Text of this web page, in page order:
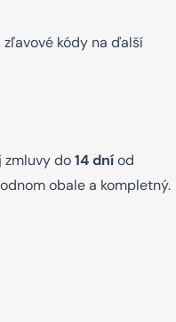
kódy na ďalší
zmluvy do14 dníod
obale a kompletný.